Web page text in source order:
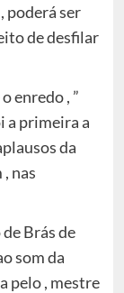
poderá ser
de desfilar
enredo , ”
a primeira a
da
nas
Brás de
som da
pelo , mestre